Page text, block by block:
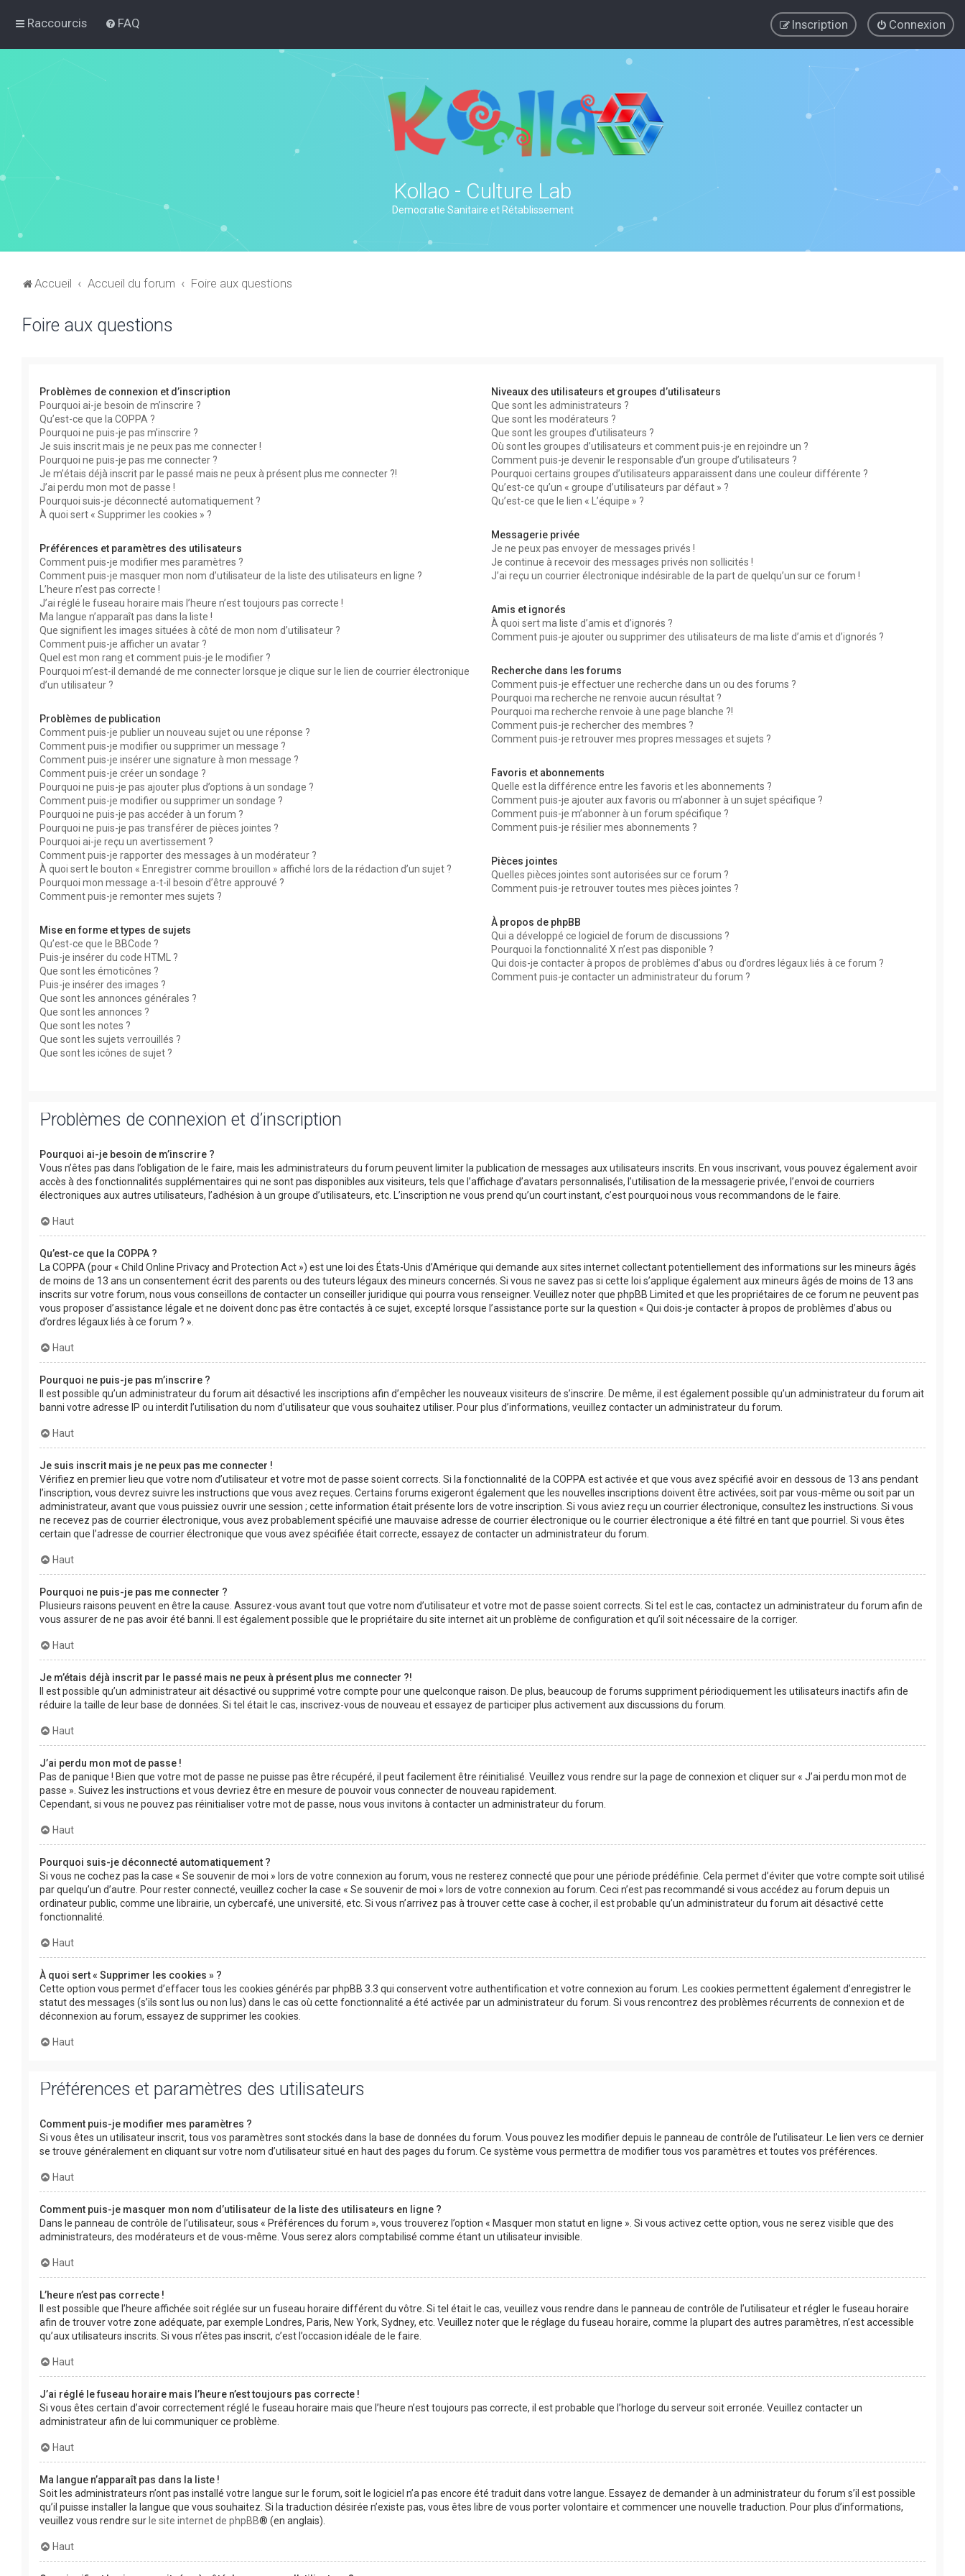
Raccourcis FAQ Connexion
Inscription
Kollao - Culture Lab
Democratie Sanitaire et Rétablissement
Accueil Accueil du forum Foire aux questions
Foire aux questions
Problèmes de connexion et d’inscription
Pourquoi ai-je besoin de m’inscrire ?
Qu’est-ce que la COPPA ?
Pourquoi ne puis-je pas m’inscrire ?
Je suis inscrit mais je ne peux pas me connecter !
Pourquoi ne puis-je pas me connecter ?
Je m’étais déjà inscrit par le passé mais ne peux à présent plus me connecter ?!
J’ai perdu mon mot de passe !
Pourquoi suis-je déconnecté automatiquement ?
À quoi sert « Supprimer les cookies » ?
Préférences et paramètres des utilisateurs
Comment puis-je modifier mes paramètres ?
Comment puis-je masquer mon nom d’utilisateur de la liste des utilisateurs en ligne ?
L’heure n’est pas correcte !
J’ai réglé le fuseau horaire mais l’heure n’est toujours pas correcte !
Ma langue n’apparaît pas dans la liste !
Que signifient les images situées à côté de mon nom d’utilisateur ?
Comment puis-je afficher un avatar ?
Quel est mon rang et comment puis-je le modifier ?
Pourquoi m’est-il demandé de me connecter lorsque je clique sur le lien de courrier électronique
d’un utilisateur ?
Problèmes de publication
Comment puis-je publier un nouveau sujet ou une réponse ?
Comment puis-je modifier ou supprimer un message ?
Comment puis-je insérer une signature à mon message ?
Comment puis-je créer un sondage ?
Pourquoi ne puis-je pas ajouter plus d’options à un sondage ?
Comment puis-je modifier ou supprimer un sondage ?
Pourquoi ne puis-je pas accéder à un forum ?
Pourquoi ne puis-je pas transférer de pièces jointes ?
Pourquoi ai-je reçu un avertissement ?
Comment puis-je rapporter des messages à un modérateur ?
À quoi sert le bouton « Enregistrer comme brouillon » affiché lors de la rédaction d’un sujet ?
Pourquoi mon message a-t-il besoin d’être approuvé ?
Comment puis-je remonter mes sujets ?
Mise en forme et types de sujets
Qu’est-ce que le BBCode ?
Puis-je insérer du code HTML ?
Que sont les émoticônes ?
Puis-je insérer des images ?
Que sont les annonces générales ?
Que sont les annonces ?
Que sont les notes ?
Que sont les sujets verrouillés ?
Que sont les icônes de sujet ?
Niveaux des utilisateurs et groupes d’utilisateurs
Que sont les administrateurs ?
Que sont les modérateurs ?
Que sont les groupes d’utilisateurs ?
Où sont les groupes d’utilisateurs et comment puis-je en rejoindre un ?
Comment puis-je devenir le responsable d’un groupe d’utilisateurs ?
Pourquoi certains groupes d’utilisateurs apparaissent dans une couleur différente ?
Qu’est-ce qu’un « groupe d’utilisateurs par défaut » ?
Qu’est-ce que le lien « L’équipe » ?
Messagerie privée
Je ne peux pas envoyer de messages privés !
Je continue à recevoir des messages privés non sollicités !
J’ai reçu un courrier électronique indésirable de la part de quelqu’un sur ce forum !
Amis et ignorés
À quoi sert ma liste d’amis et d’ignorés ?
Comment puis-je ajouter ou supprimer des utilisateurs de ma liste d’amis et d’ignorés ?
Recherche dans les forums
Comment puis-je effectuer une recherche dans un ou des forums ?
Pourquoi ma recherche ne renvoie aucun résultat ?
Pourquoi ma recherche renvoie à une page blanche ?!
Comment puis-je rechercher des membres ?
Comment puis-je retrouver mes propres messages et sujets ?
Favoris et abonnements
Quelle est la différence entre les favoris et les abonnements ?
Comment puis-je ajouter aux favoris ou m’abonner à un sujet spécifique ?
Comment puis-je m’abonner à un forum spécifique ?
Comment puis-je résilier mes abonnements ?
Pièces jointes
Quelles pièces jointes sont autorisées sur ce forum ?
Comment puis-je retrouver toutes mes pièces jointes ?
À propos de phpBB
Qui a développé ce logiciel de forum de discussions ?
Pourquoi la fonctionnalité X n’est pas disponible ?
Qui dois-je contacter à propos de problèmes d’abus ou d’ordres légaux liés à ce forum ?
Comment puis-je contacter un administrateur du forum ?
Problèmes de connexion et d’inscription
Pourquoi ai-je besoin de m’inscrire ?
Vous n’êtes pas dans l’obligation de le faire, mais les administrateurs du forum peuvent limiter la publication de messages aux utilisateurs inscrits. En vous inscrivant, vous pouvez également avoir
accès à des fonctionnalités supplémentaires qui ne sont pas disponibles aux visiteurs, tels que l’affichage d’avatars personnalisés, l’utilisation de la messagerie privée, l’envoi de courriers
électroniques aux autres utilisateurs, l’adhésion à un groupe d’utilisateurs, etc. L’inscription ne vous prend qu’un court instant, c’est pourquoi nous vous recommandons de le faire.
Haut
Qu’est-ce que la COPPA ?
La COPPA (pour « Child Online Privacy and Protection Act ») est une loi des États-Unis d’Amérique qui demande aux sites internet collectant potentiellement des informations sur les mineurs âgés
de moins de 13 ans un consentement écrit des parents ou des tuteurs légaux des mineurs concernés. Si vous ne savez pas si cette loi s’applique également aux mineurs âgés de moins de 13 ans
inscrits sur votre forum, nous vous conseillons de contacter un conseiller juridique qui pourra vous renseigner. Veuillez noter que phpBB Limited et que les propriétaires de ce forum ne peuvent pas
vous proposer d’assistance légale et ne doivent donc pas être contactés à ce sujet, excepté lorsque l’assistance porte sur la question « Qui dois-je contacter à propos de problèmes d’abus ou
d’ordres légaux liés à ce forum ? ».
Haut
Pourquoi ne puis-je pas m’inscrire ?
Il est possible qu’un administrateur du forum ait désactivé les inscriptions afin d’empêcher les nouveaux visiteurs de s’inscrire. De même, il est également possible qu’un administrateur du forum ait
banni votre adresse IP ou interdit l’utilisation du nom d’utilisateur que vous souhaitez utiliser. Pour plus d’informations, veuillez contacter un administrateur du forum.
Haut
Je suis inscrit mais je ne peux pas me connecter !
Vérifiez en premier lieu que votre nom d’utilisateur et votre mot de passe soient corrects. Si la fonctionnalité de la COPPA est activée et que vous avez spécifié avoir en dessous de 13 ans pendant
l’inscription, vous devrez suivre les instructions que vous avez reçues. Certains forums exigeront également que les nouvelles inscriptions doivent être activées, soit par vous-même ou soit par un
administrateur, avant que vous puissiez ouvrir une session ; cette information était présente lors de votre inscription. Si vous aviez reçu un courrier électronique, consultez les instructions. Si vous
ne recevez pas de courrier électronique, vous avez probablement spécifié une mauvaise adresse de courrier électronique ou le courrier électronique a été filtré en tant que pourriel. Si vous êtes
certain que l’adresse de courrier électronique que vous avez spécifiée était correcte, essayez de contacter un administrateur du forum.
Haut
Pourquoi ne puis-je pas me connecter ?
Plusieurs raisons peuvent en être la cause. Assurez-vous avant tout que votre nom d’utilisateur et votre mot de passe soient corrects. Si tel est le cas, contactez un administrateur du forum afin de
vous assurer de ne pas avoir été banni. Il est également possible que le propriétaire du site internet ait un problème de configuration et qu’il soit nécessaire de la corriger.
Haut
Je m’étais déjà inscrit par le passé mais ne peux à présent plus me connecter ?!
Il est possible qu’un administrateur ait désactivé ou supprimé votre compte pour une quelconque raison. De plus, beaucoup de forums suppriment périodiquement les utilisateurs inactifs afin de
réduire la taille de leur base de données. Si tel était le cas, inscrivez-vous de nouveau et essayez de participer plus activement aux discussions du forum.
Haut
J’ai perdu mon mot de passe !
Pas de panique ! Bien que votre mot de passe ne puisse pas être récupéré, il peut facilement être réinitialisé. Veuillez vous rendre sur la page de connexion et cliquer sur « J’ai perdu mon mot de
passe ». Suivez les instructions et vous devriez être en mesure de pouvoir vous connecter de nouveau rapidement.
Cependant, si vous ne pouvez pas réinitialiser votre mot de passe, nous vous invitons à contacter un administrateur du forum.
Haut
Pourquoi suis-je déconnecté automatiquement ?
Si vous ne cochez pas la case « Se souvenir de moi » lors de votre connexion au forum, vous ne resterez connecté que pour une période prédéfinie. Cela permet d’éviter que votre compte soit utilisé
par quelqu’un d’autre. Pour rester connecté, veuillez cocher la case « Se souvenir de moi » lors de votre connexion au forum. Ceci n’est pas recommandé si vous accédez au forum depuis un
ordinateur public, comme une librairie, un cybercafé, une université, etc. Si vous n’arrivez pas à trouver cette case à cocher, il est probable qu’un administrateur du forum ait désactivé cette
fonctionnalité.
Haut
À quoi sert « Supprimer les cookies » ?
Cette option vous permet d’effacer tous les cookies générés par phpBB 3.3 qui conservent votre authentification et votre connexion au forum. Les cookies permettent également d’enregistrer le
statut des messages (s’ils sont lus ou non lus) dans le cas où cette fonctionnalité a été activée par un administrateur du forum. Si vous rencontrez des problèmes récurrents de connexion et de
déconnexion au forum, essayez de supprimer les cookies.
Haut
Préférences et paramètres des utilisateurs
Comment puis-je modifier mes paramètres ?
Si vous êtes un utilisateur inscrit, tous vos paramètres sont stockés dans la base de données du forum. Vous pouvez les modifier depuis le panneau de contrôle de l’utilisateur. Le lien vers ce dernier
se trouve généralement en cliquant sur votre nom d’utilisateur situé en haut des pages du forum. Ce système vous permettra de modifier tous vos paramètres et toutes vos préférences.
Haut
Comment puis-je masquer mon nom d’utilisateur de la liste des utilisateurs en ligne ?
Dans le panneau de contrôle de l’utilisateur, sous « Préférences du forum », vous trouverez l’option « Masquer mon statut en ligne ». Si vous activez cette option, vous ne serez visible que des
administrateurs, des modérateurs et de vous-même. Vous serez alors comptabilisé comme étant un utilisateur invisible.
Haut
L’heure n’est pas correcte !
Il est possible que l’heure affichée soit réglée sur un fuseau horaire différent du vôtre. Si tel était le cas, veuillez vous rendre dans le panneau de contrôle de l’utilisateur et régler le fuseau horaire
afin de trouver votre zone adéquate, par exemple Londres, Paris, New York, Sydney, etc. Veuillez noter que le réglage du fuseau horaire, comme la plupart des autres paramètres, n’est accessible
qu’aux utilisateurs inscrits. Si vous n’êtes pas inscrit, c’est l’occasion idéale de le faire.
Haut
J’ai réglé le fuseau horaire mais l’heure n’est toujours pas correcte !
Si vous êtes certain d’avoir correctement réglé le fuseau horaire mais que l’heure n’est toujours pas correcte, il est probable que l’horloge du serveur soit erronée. Veuillez contacter un
administrateur afin de lui communiquer ce problème.
Haut
Ma langue n’apparaît pas dans la liste !
Soit les administrateurs n’ont pas installé votre langue sur le forum, soit le logiciel n’a pas encore été traduit dans votre langue. Essayez de demander à un administrateur du forum s’il est possible
qu’il puisse installer la langue que vous souhaitez. Si la traduction désirée n’existe pas, vous êtes libre de vous porter volontaire et commencer une nouvelle traduction. Pour plus d’informations,
veuillez vous rendre sur le site internet de phpBB® (en anglais).
Haut